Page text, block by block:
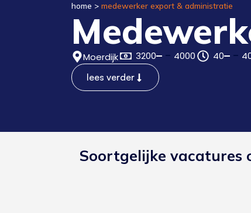
home > medewerker export & administratie
Moerdijk 3200 4000 40
lees verder
Soortgelijke vacatures